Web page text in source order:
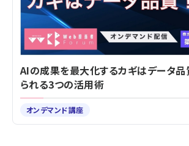
AIの成果を最大化するカギはデータ品
られる3つの活用術
オンデマンド講座